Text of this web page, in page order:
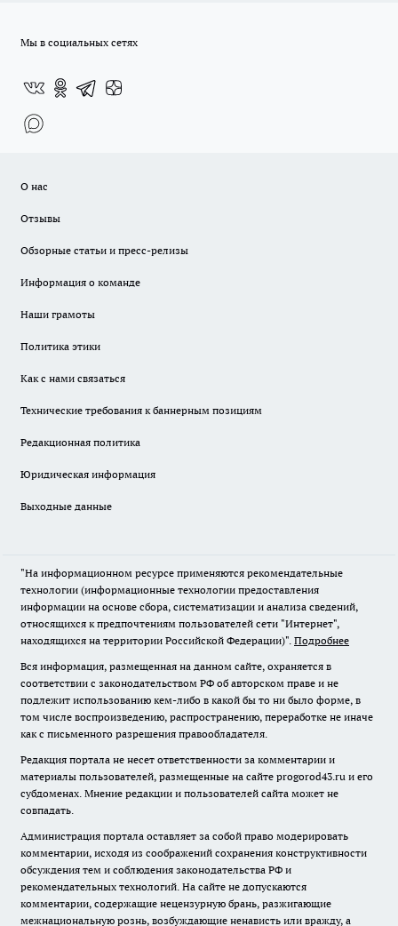
Мы в социальных сетях
О нас
Отзывы
Обзорные статьи и пресс-релизы
Информация о команде
Наши грамоты
Политика этики
Как с нами связаться
Технические требования к баннерным позициям
Редакционная политика
Юридическая информация
Выходные данные
"На информационном ресурсе применяются рекомендательные
технологии (информационные технологии предоставления
информации на основе сбора, систематизации и анализа сведений,
относящихся к предпочтениям пользователей сети "Интернет",
находящихся на территории Российской Федерации)". Подробнее
Вся информация, размещенная на данном сайте, охраняется в
соответствии с законодательством РФ об авторском праве и не
подлежит использованию кем-либо в какой бы то ни было форме, в
том числе воспроизведению, распространению, переработке не иначе
как с письменного разрешения правообладателя.
Редакция портала не несет ответственности за комментарии и
материалы пользователей, размещенные на сайте progorod43.ru и его
субдоменах. Мнение редакции и пользователей сайта может не
совпадать.
Администрация портала оставляет за собой право модерировать
комментарии, исходя из соображений сохранения конструктивности
обсуждения тем и соблюдения законодательства РФ и
рекомендательных технологий. На сайте не допускаются
комментарии, содержащие нецензурную брань, разжигающие
межнациональную рознь, возбуждающие ненависть или вражду, а